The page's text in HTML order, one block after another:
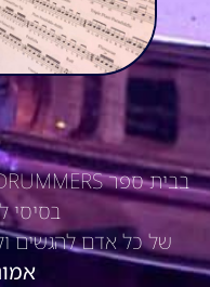
בסיסי
של כל אדם להגשים